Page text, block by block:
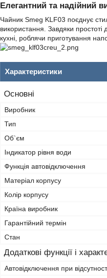
Елегантний та надійний
Чайник Smeg KLF03 поєднує
використання. Завдяки простоті
кухні, роблячи приготування
Характеристики
Основні
Виробник
Тип
Об`єм
Індикатор рівня води
Функція автовідключення
Матеріал корпусу
Колір корпусу
Країна виробник
Гарантійний термін
Стан
Додаткові функції і
Автовідключення при